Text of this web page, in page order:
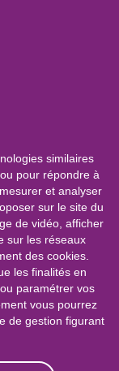
similaires
pour répondre à
et analyser
sur le site du
de vidéo, afficher
sur les réseaux
des cookies.
les finalités en
paramétrer vos
vous pourrez
de gestion figurant